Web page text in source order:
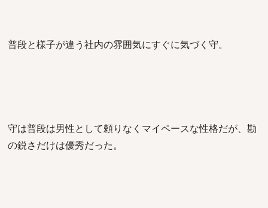
普段と様子が違う社内の雰囲気にすぐに気づく守。
守は普段は男性として頼りなくマイペースな性格だが、勘
の鋭さだけは優秀だった。